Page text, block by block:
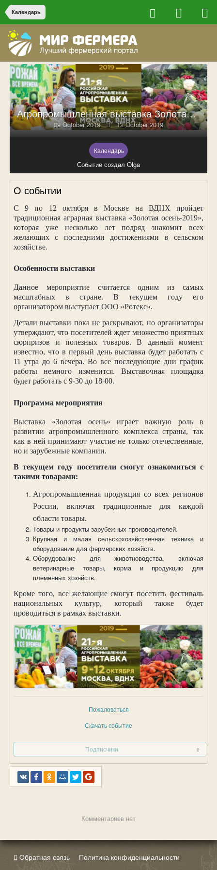
Календарь
Агропромышленная выставка Золотая осень – 2019
09 October 2019 12 October 2019
Календарь
Событие создал Olga
О событии
С 9 по 12 октября в Москве на ВДНХ пройдет
традиционная аграрная выставка «Золотая осень-2019»,
которая уже несколько лет подряд знакомит всех
желающих с последними достижениями в сельском
хозяйстве.
Особенности выставки
Данное мероприятие считается одним из самых
масштабных в стране. В текущем году его
организатором выступает ООО «Ротекс».
Детали выставки пока не раскрывают, но организаторы
утверждают, что посетителей ждет множество приятных
сюрпризов и полезных товаров. В данный момент
известно, что в первый день выставка будет работать с
11 утра до 6 вечера. Во все последующие дни график
работы немного изменится. Выставочная площадка
будет работать с 9-30 до 18-00.
Программа мероприятия
Выставка «Золотая осень» играет важную роль в
развитии агропромышленного комплекса страны, так
как в ней принимают участие не только отечественные,
но и зарубежные компании.
В текущем году посетители смогут ознакомиться с
такими товарами:
Агропромышленная продукция со всех регионов
России, включая традиционные для каждой
области товары.
Товары и продукты зарубежных производителей.
Крупная и малая сельскохозяйственная техника и
оборудование для фермерских хозяйств.
Оборудование для животноводства, включая
ветеринарные товары, корма и продукцию для
племенных хозяйств.
Кроме того, все желающие смогут посетить фестиваль
национальных культур, который также будет
проводиться в рамках выставки.
Пожаловаться
Скачать событие
Подписчики 0
Комментариев нет
Обратная связь Политика конфиденциальности